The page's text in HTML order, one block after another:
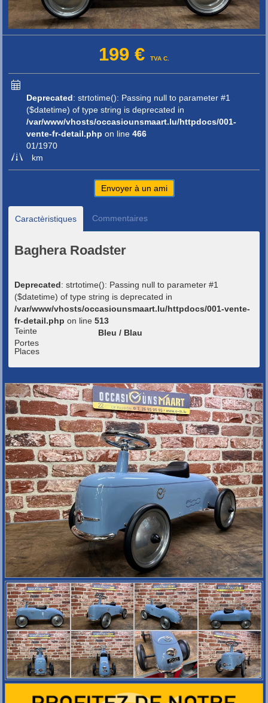
199 € TVA C.
Deprecated: strtotime(): Passing null to parameter #1
($datetime) of type string is deprecated in
/var/www/vhosts/occasiounsmaart.lu/httpdocs/001-
vente-fr-detail.php on line 466
01/1970
km
Envoyer à un ami
Caractèristiques Commentaires
Baghera Roadster
Deprecated: strtotime(): Passing null to parameter #1
($datetime) of type string is deprecated in
/var/www/vhosts/occasiounsmaart.lu/httpdocs/001-vente-
fr-detail.php on line 513
Teinte
Bleu / Blau
Portes
Places